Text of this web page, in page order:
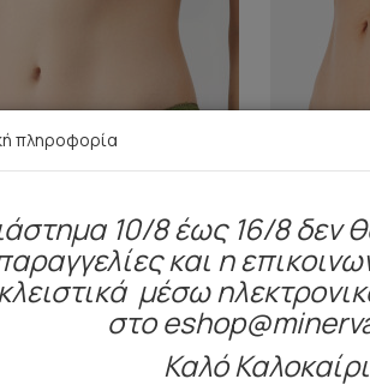
πληροφορία
10/8 έως 16/8 δεν
και η
μέσω
στο
Καλό